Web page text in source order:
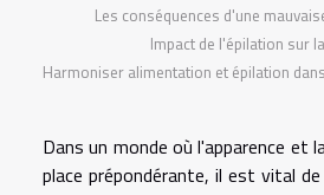
Les conséquences d'une
Impact de l'épilation sur
Harmoniser alimentation et épilation
Dans un monde où l'apparence et
place prépondérante, il est vital